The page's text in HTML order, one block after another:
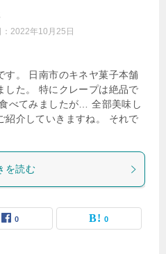
2022年10月25日
す。 日南市のキネヤ菓子本舗
した。 特にクレープは絶品で
べてみましたが… 全部美味し
紹介していきますね。 それで
を読む
0 0